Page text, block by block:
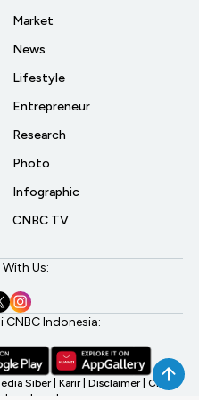
Market
News
Lifestyle
Entrepreneur
Research
Photo
Infographic
CNBC TV
Us:
Indonesia:
Siber Karir Disclaimer CNBC
Investment